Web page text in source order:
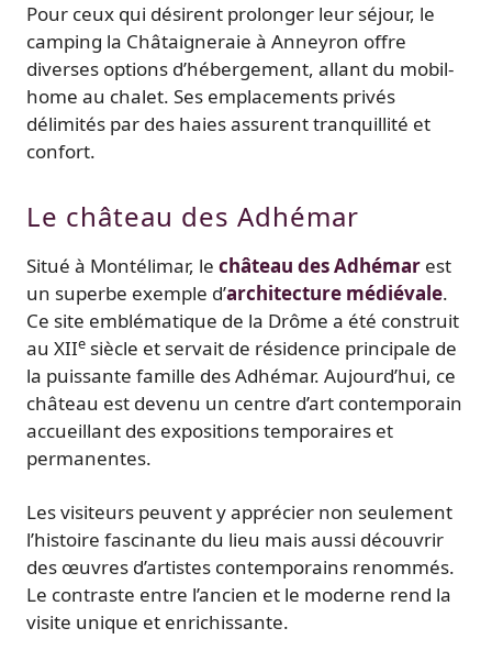
Pour ceux qui désirent prolonger leur séjour, le
camping la Châtaigneraie à Anneyron offre
diverses options d’hébergement, allant du mobil-
home au chalet. Ses emplacements privés
délimités par des haies assurent tranquillité et
confort.
Le château des Adhémar
Situé à Montélimar, le château des Adhémar est
un superbe exemple d’architecture médiévale.
Ce site emblématique de la Drôme a été construit
au XIIe siècle et servait de résidence principale de
la puissante famille des Adhémar. Aujourd’hui, ce
château est devenu un centre d’art contemporain
accueillant des expositions temporaires et
permanentes.
Les visiteurs peuvent y apprécier non seulement
l’histoire fascinante du lieu mais aussi découvrir
des œuvres d’artistes contemporains renommés.
Le contraste entre l’ancien et le moderne rend la
visite unique et enrichissante.